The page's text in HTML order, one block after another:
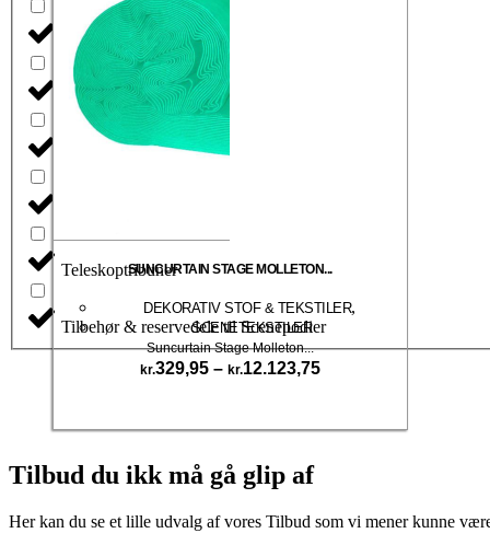
Scenepodier
Sceneteknik
Teleskoptribuner
Tilbehør & reservedele til Scenepodier
SUNCURTAIN STAGE MOLLETON...
DEKORATIV STOF & TEKSTILER,
SCENETEKSTILER
Suncurtain Stage Molleton...
kr.329,95 – kr.12.123,75Prisinterval:
kr.12.123,75
kan
Tilbud du ikk må gå glip af
Her kan du se et lille udvalg af vores Tilbud som vi mener kunne